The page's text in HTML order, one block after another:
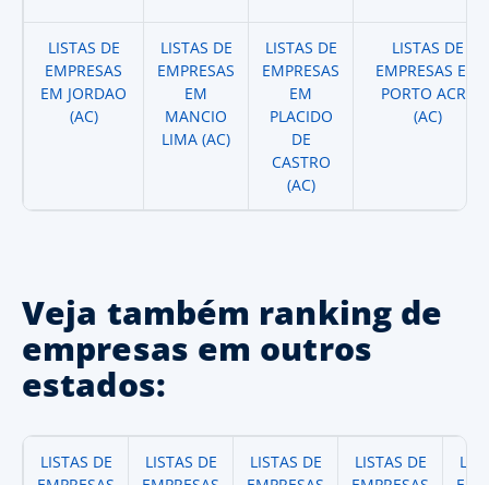
LISTAS DE
EMPRESAS
EM JORDAO
(AC)
LISTAS DE
EMPRESAS
EM
MANCIO
LIMA (AC)
LISTAS DE
EMPRESAS
EM
PLACIDO
DE
CASTRO
(AC)
LISTAS DE
EMPRESAS EM
PORTO ACRE
(AC)
Veja também ranking de
empresas em outros
estados:
LISTAS DE
LISTAS DE
LISTAS DE
LISTAS DE